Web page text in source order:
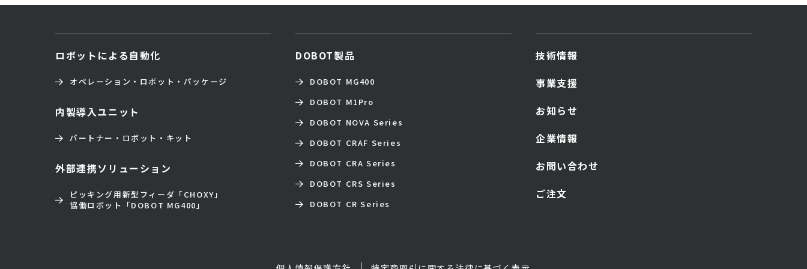
DOBOT製品
DOBOT MG400
DOBOT M1Pro
DOBOT NOVA Series
DOBOT CRAF Series
DOBOT CRA Series
DOBOT CRS Series
DOBOT CR Series
ロボットによる自動化
オペレーション・ロボット・パッケージ
内製導入ユニット
パートナー・ロボット・キット
外部連携ソリューション
ピッキング用新型フィーダ「CHOXY」
協働ロボット「DOBOT MG400」
技術情報
事業支援
お知らせ
企業情報
お問い合わせ
ご注文